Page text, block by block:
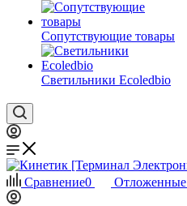
Сопутствующие товары
Светильники Ecoledbio
Сравнение0 Отложенные